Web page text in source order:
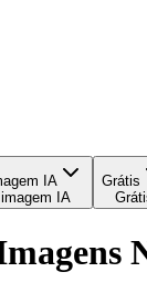
IA
IA
Grátis